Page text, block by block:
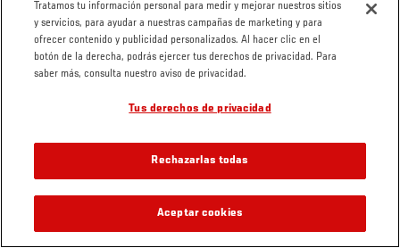
Tratamos tu información personal para medir y mejorar nuestros sitios
y servicios, para ayudar a nuestras campañas de marketing y para
ofrecer contenido y publicidad personalizados. Al hacer clic en el
botón de la derecha, podrás ejercer tus derechos de privacidad. Para
saber más, consulta nuestro aviso de privacidad.
Tus derechos de privacidad
Rechazarlas todas
Aceptar cookies